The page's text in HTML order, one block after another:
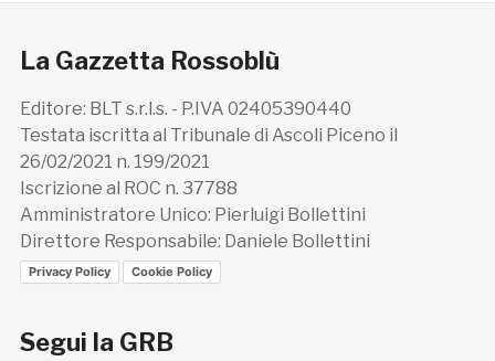
La Gazzetta Rossoblù
Editore: BLT s.r.l.s. - P.IVA 02405390440
Testata iscritta al Tribunale di Ascoli Piceno il
26/02/2021 n. 199/2021
Iscrizione al ROC n. 37788
Amministratore Unico: Pierluigi Bollettini
Direttore Responsabile: Daniele Bollettini
Privacy Policy Cookie Policy
Segui la GRB